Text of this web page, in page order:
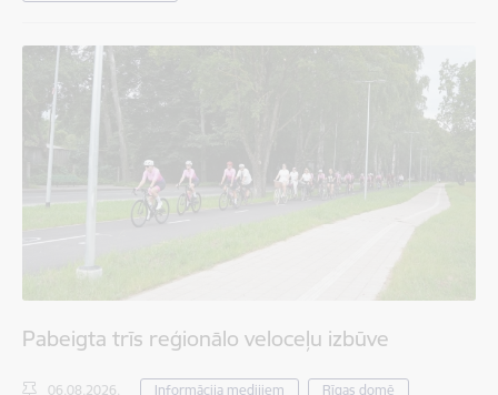
Pabeigta trīs reģionālo veloceļu izbūve
06.08.2026. Informācija medijiem
Rīgas domē